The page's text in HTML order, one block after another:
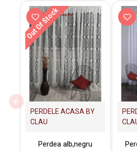
Out Of Stock
PERDELE ACASA BY
CLAU
Perdea alb,negru